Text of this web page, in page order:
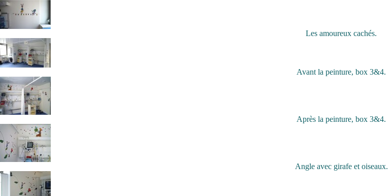
Les amoureux cachés.
Avant la peinture, box 3&4.
Après la peinture, box 3&4.
Angle avec girafe et oiseaux.